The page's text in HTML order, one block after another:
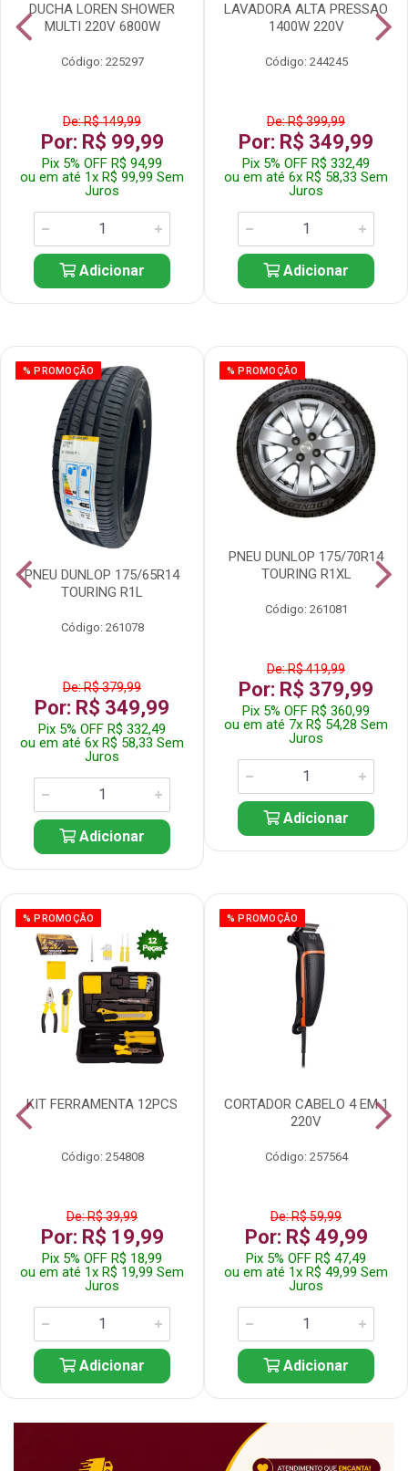
DUCHA LOREN SHOWER
MULTI 220V 6800W
Código: 225297
De: R$ 149,99
Por: R$ 99,99
Pix 5% OFF R$ 94,99
ou em até 1x R$ 99,99 Sem
Juros
Adicionar
LAVADORA ALTA PRESSAO
1400W 220V
Código: 244245
De: R$ 399,99
Por: R$ 349,99
Pix 5% OFF R$ 332,49
ou em até 6x R$ 58,33 Sem
Juros
Adicionar
% PROMOÇÃO
PNEU DUNLOP 175/65R14
TOURING R1L
Código: 261078
De: R$ 379,99
Por: R$ 349,99
Pix 5% OFF R$ 332,49
ou em até 6x R$ 58,33 Sem
Juros
Adicionar
% PROMOÇÃO
PNEU DUNLOP 175/70R14
TOURING R1XL
Código: 261081
De: R$ 419,99
Por: R$ 379,99
Pix 5% OFF R$ 360,99
ou em até 7x R$ 54,28 Sem
Juros
Adicionar
% PROMOÇÃO
KIT FERRAMENTA 12PCS
Código: 254808
De: R$ 39,99
Por: R$ 19,99
Pix 5% OFF R$ 18,99
ou em até 1x R$ 19,99 Sem
Juros
Adicionar
% PROMOÇÃO
CORTADOR CABELO 4 EM 1
220V
Código: 257564
De: R$ 59,99
Por: R$ 49,99
Pix 5% OFF R$ 47,49
ou em até 1x R$ 49,99 Sem
Juros
Adicionar